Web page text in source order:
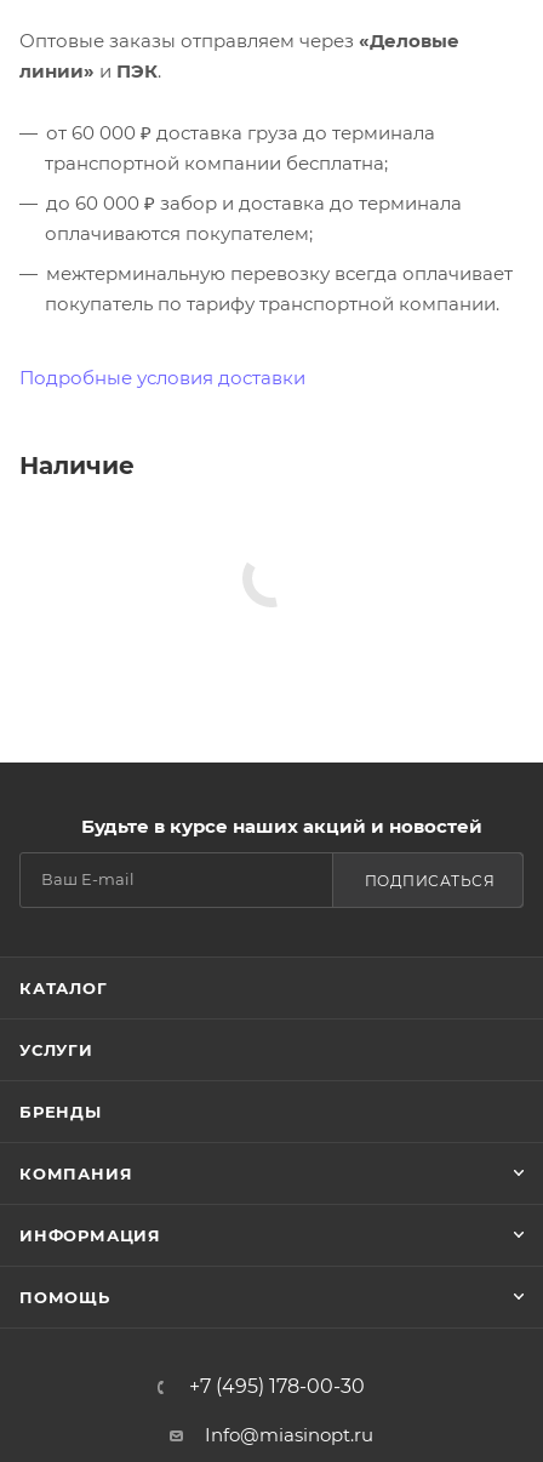
Оптовые заказы отправляем через «Деловые
линии» и ПЭК.
от 60 000 ₽ доставка груза до терминала
транспортной компании бесплатна;
до 60 000 ₽ забор и доставка до терминала
оплачиваются покупателем;
межтерминальную перевозку всегда оплачивает
покупатель по тарифу транспортной компании.
Подробные условия доставки
Наличие
Будьте в курсе наших акций и новостей
ПОДПИСАТЬСЯ
КАТАЛОГ
УСЛУГИ
БРЕНДЫ
КОМПАНИЯ
ИНФОРМАЦИЯ
ПОМОЩЬ
+7 (495) 178-00-30
Info@miasinopt.ru